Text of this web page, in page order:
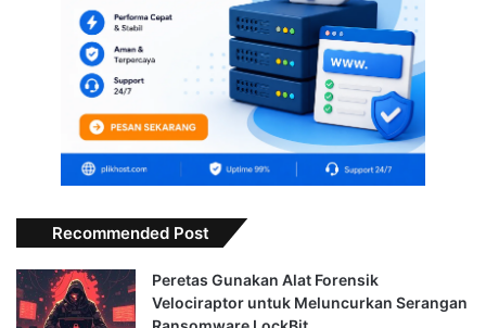
Recommended Post
Peretas Gunakan Alat Forensik
Velociraptor untuk Meluncurkan Serangan